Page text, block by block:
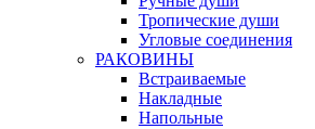
Тропические души
Угловые соединения
РАКОВИНЫ
Встраиваемые
Накладные
Напольные